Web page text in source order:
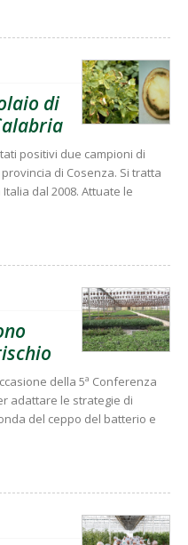
di
positivi due campioni di
di Cosenza. Si tratta
dal 2008. Attuate le
della 5ª Conferenza
adattare le strategie di
del ceppo del batterio e